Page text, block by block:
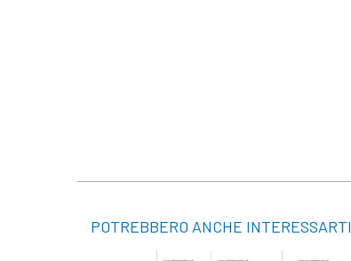
POTREBBERO ANCHE INTERESSARTI